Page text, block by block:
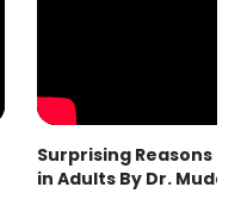
Surprising Reasons
in Adults By Dr.